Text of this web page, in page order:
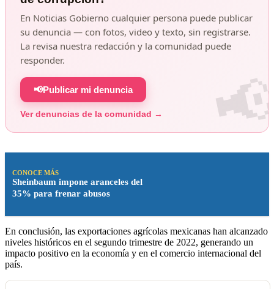
En Noticias Gobierno cualquier persona puede publicar
su denuncia — con fotos, video y texto, sin registrarse.
La revisa nuestra redacción y la comunidad puede
responder.
📢Publicar mi denuncia
Ver denuncias de la comunidad →
CONOCE MÁS
Sheinbaum impone aranceles del
35% para frenar abusos
En conclusión, las exportaciones agrícolas mexicanas han alcanzado
niveles históricos en el segundo trimestre de 2022, generando un
impacto positivo en la economía y en el comercio internacional del
país.